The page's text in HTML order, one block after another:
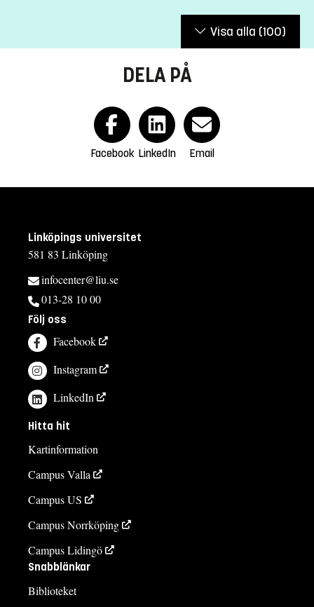
Visa alla (100)
DELA PÅ
Facebook LinkedIn Email
Linköpings universitet
581 83 Linköping
infocenter@liu.se
013-28 10 00
Följ oss
Facebook
Instagram
LinkedIn
Hitta hit
Kartinformation
Campus Valla
Campus US
Campus Norrköping
Campus Lidingö
Snabblänkar
Biblioteket